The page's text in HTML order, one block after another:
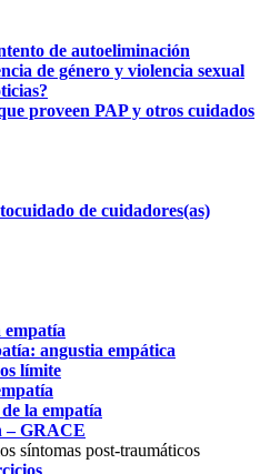
de autoeliminación
de género y violencia sexual
proveen PAP y otros cuidados
de cuidadores(as)
empatía
angustia empática
límite
la empatía
– GRACE
síntomas post-traumáticos